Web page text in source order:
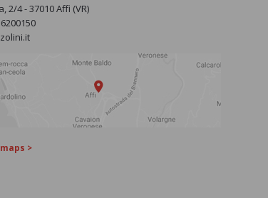
2/4 - 37010 Affi (VR)
>